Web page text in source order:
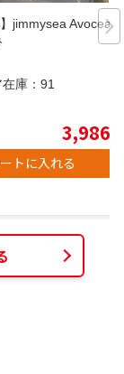
jimmysea Avocean
庫： 91
3,986
トに入れる